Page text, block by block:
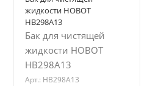
жидкости HOBOT
HB298A13
Бак для чистящей
жидкости HOBOT
HB298A13
Арт.: HB298A13